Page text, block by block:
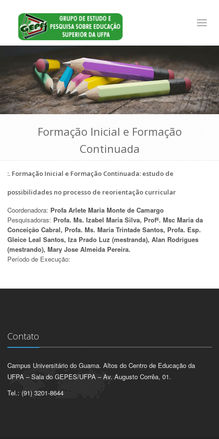
Formação Inicial e Formação
Continuada
:. Formação Inicial e Formação Continuada: estudo de
possibilidades no processo de reorientação curricular
Coordenadora: Profa Arlete Maria Monte de Camargo
Pesquisadoras: Profa. Ms. Izabel Maria Silva, Profª. Msc Maria da
Conceição Cabral, Profa. Ms. Maria Trintade Santos, Profa. Esp.
Gleice Leal Santos, Iza Prado Luz (mestranda), Alan Rodrigues
(mestrando), Mary Jose Almeida Pereira.
Período de Execução:
Contato
Campus Universitário do Guama. Altos do Centro de Educação da
UFPA – Sala do GEPES/UFPA – Av. Augusto Corrêa, 01.
Tel.: (91) 3201-8644